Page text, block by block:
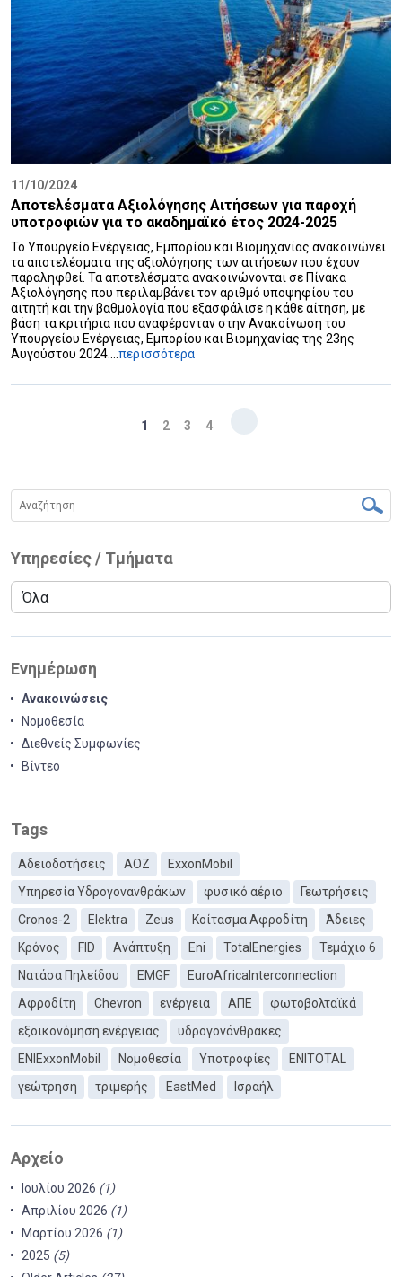
11/10/2024
Αποτελέσματα Αξιολόγησης Αιτήσεων για παροχή
υποτροφιών για το ακαδημαϊκό έτος 2024-2025
Το Υπουργείο Ενέργειας, Εμπορίου και Βιομηχανίας ανακοινώνει
τα αποτελέσματα της αξιολόγησης των αιτήσεων που έχουν
παραληφθεί. Τα αποτελέσματα ανακοινώνονται σε Πίνακα
Αξιολόγησης που περιλαμβάνει τον αριθμό υποψηφίου του
αιτητή και την βαθμολογία που εξασφάλισε η κάθε αίτηση, με
βάση τα κριτήρια που αναφέρονταν στην Ανακοίνωση του
Υπουργείου Ενέργειας, Εμπορίου και Βιομηχανίας της 23ης
Αυγούστου 2024.... περισσότερα
1 2 3 4
Υπηρεσίες / Τμήματα
Ενημέρωση
Ανακοινώσεις
Νομοθεσία
Διεθνείς Συμφωνίες
Βίντεο
Tags
Αδειοδοτήσεις ΑΟΖ
ExxonMobil
Υπηρεσία Υδρογονανθράκων
φυσικό αέριο
Γεωτρήσεις
Cronos-2
Elektra Zeus Κοίτασμα Αφροδίτη
Άδειες
Κρόνος
FID Ανάπτυξη Eni TotalEnergies
Τεμάχιο 6
Νατάσα Πηλείδου
EMGF
EuroAfricaInterconnection
Αφροδίτη
Chevron ενέργεια ΑΠΕ
φωτοβολταϊκά
εξοικονόμηση ενέργειας
υδρογονάνθρακες
ΕΝΙExxonMobil
Νομοθεσία Υποτροφίες
ENITOTAL
γεώτρηση
τριμερής EastMed Ισραήλ
Αρχείο
Ιουλίου 2026 (1)
Απριλίου 2026 (1)
Μαρτίου 2026 (1)
2025 (5)